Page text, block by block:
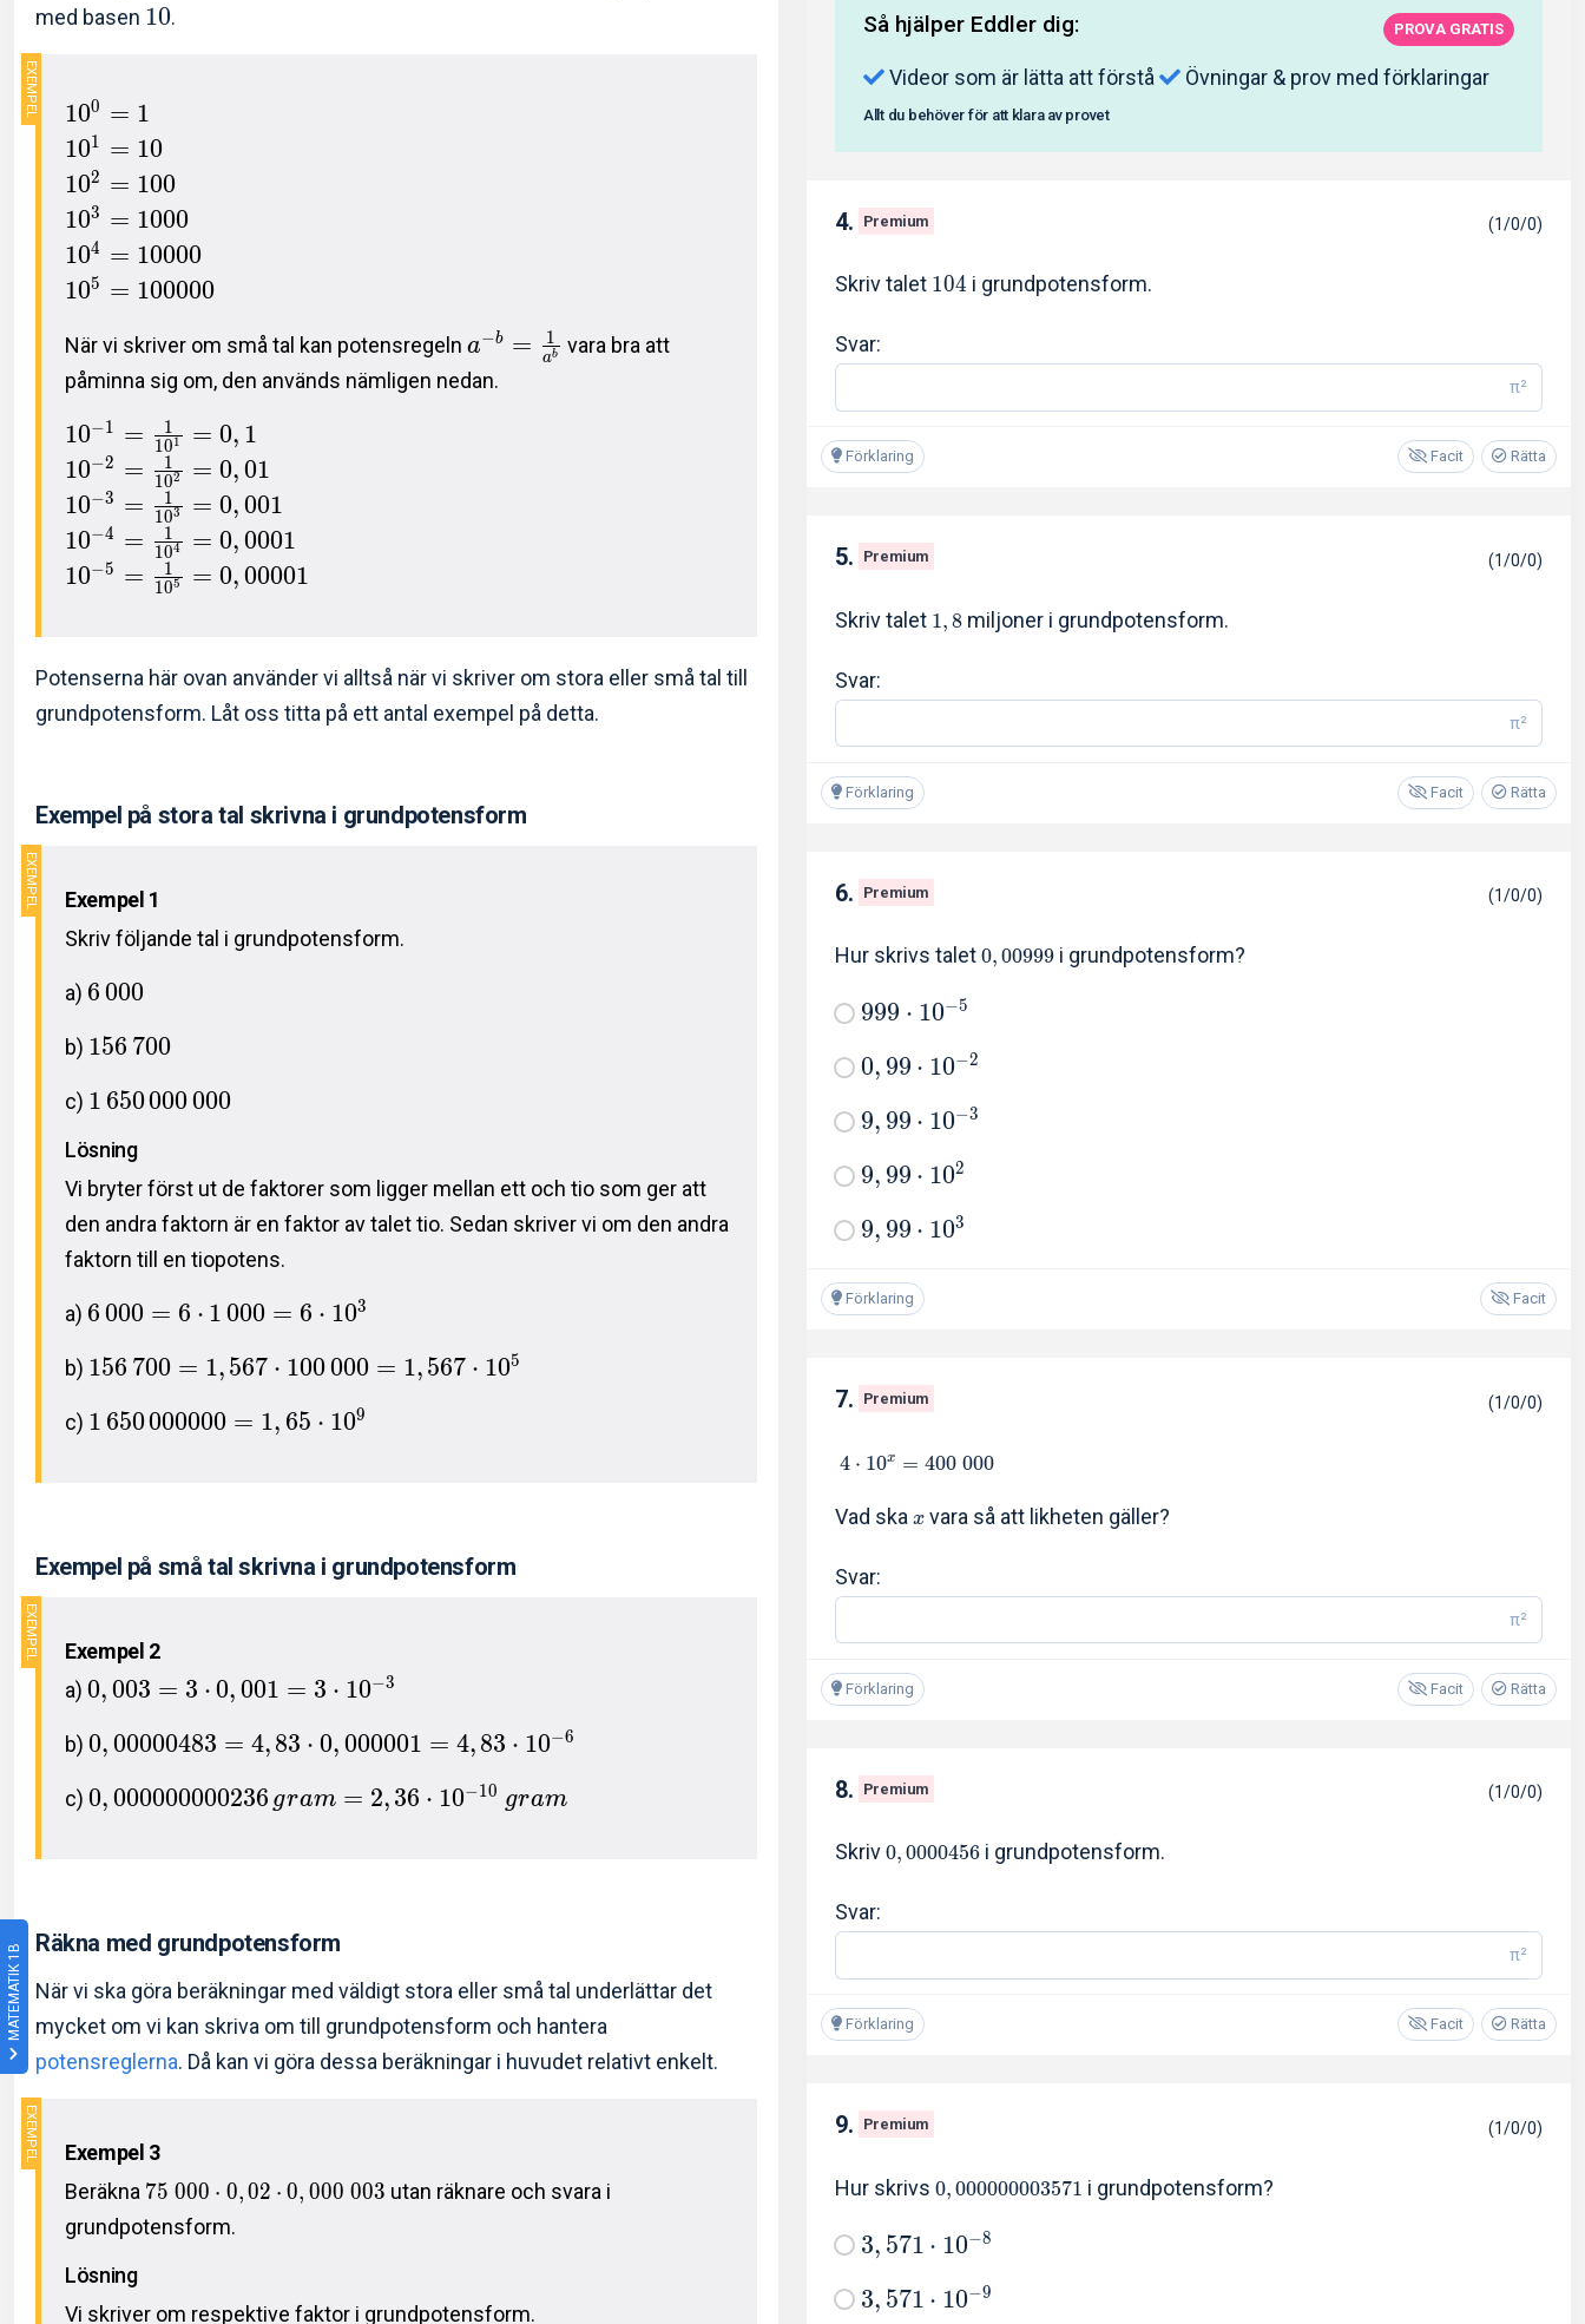
MATEMATIK 1B
med basen 10.
100 = 1
101 = 10
102 = 100
103 = 1000
104 = 10000
105 = 100000
När vi skriver om små tal kan potensregeln a−b = ab
1
vara bra att
påminna sig om, den används nämligen nedan.
10−1 = 101
1 = 0, 1
10−2 = 102
1 = 0,01
10−3 = 103
1 = 0,001
10−4 = 104
1 = 0,0001
10−5 = 105
1 = 0,00001
Potenserna här ovan använder vi alltså när vi skriver om stora eller små tal till
grundpotensform. Låt oss titta på ett antal exempel på detta.
Exempel på stora tal skrivna i grundpotensform
Exempel 1
Skriv följande tal i grundpotensform.
a) 6000
b) 156 700
c) 1 650000000
Lösning
Vi bryter först ut de faktorer som ligger mellan ett och tio som ger att
den andra faktorn är en faktor av talet tio. Sedan skriver vi om den andra
faktorn till en tiopotens.
a) 6000 = 6 ⋅ 1000 = 6 ⋅ 103
b) 156 700 = 1,567 ⋅ 100000 = 1,567 ⋅ 105
c) 1 650000000 = 1, 65 ⋅ 109
Exempel på små tal skrivna i grundpotensform
Exempel 2
a) 0,003 = 3 ⋅ 0,001 = 3 ⋅ 10−3
b) 0,00000483 = 4,83 ⋅ 0,000001 = 4,83 ⋅ 10−6
c) 0,000000000236 gram = 2,36 ⋅ 10−10 gram
Räkna med grundpotensform
När vi ska göra beräkningar med väldigt stora eller små tal underlättar det
mycket om vi kan skriva om till grundpotensform och hantera
potensreglerna. Då kan vi göra dessa beräkningar i huvudet relativt enkelt.
Exempel 3
Beräkna 75 000 ⋅ 0,02 ⋅ 0, 000 003 utan räknare och svara i
grundpotensform.
Lösning
Vi skriver om respektive faktor i grundpotensform.
PROVA GRATIS
Så hjälper Eddler dig:
Videor som är lätta att förstå Övningar & prov med förklaringar
Allt du behöver för att klara av provet
4. Premium (1/0/0)
Skriv talet 104 i grundpotensform.
Svar:
π²
Förklaring Rätta
Facit
5. Premium (1/0/0)
Skriv talet 1,8 miljoner i grundpotensform.
Svar:
π²
Förklaring Rätta
Facit
6. Premium (1/0/0)
Hur skrivs talet0,00999 i grundpotensform?
999 ⋅ 10−5
0, 99 ⋅ 10−2
9, 99 ⋅ 10−3
9, 99 ⋅ 102
9, 99 ⋅ 103
Förklaring Facit
7. Premium (1/0/0)
4 ⋅ 10x = 400 000
Vad ska x vara så att likheten gäller?
Svar:
π²
Förklaring Rätta
Facit
8. Premium (1/0/0)
Skriv0,0000456 i grundpotensform.
Svar:
π²
Förklaring Rätta
Facit
9. Premium (1/0/0)
Hur skrivs 0,000000003571 i grundpotensform?
3, 571 ⋅ 10−8
3, 571 ⋅ 10−9